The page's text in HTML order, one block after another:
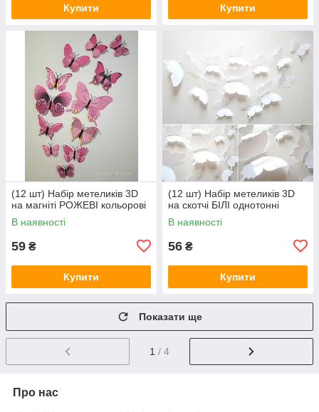
Купити Купити
(12 шт) Набір метеликів 3D
на магніті РОЖЕВІ кольорові
В наявності
59 ₴
Купити
(12 шт) Набір метеликів 3D
на скотчі БІЛІ однотонні
В наявності
56 ₴
Купити
Показати ще
1 / 4
Про нас